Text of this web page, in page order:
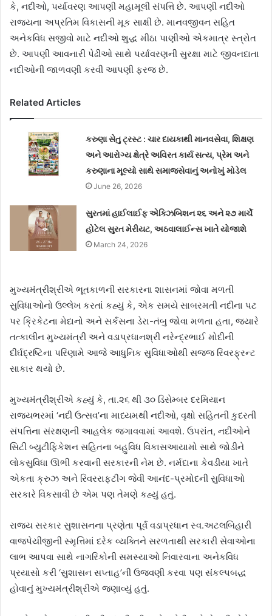
કે, નદીઓ, પર્યાવરણ આપણી મહામૂલી સંપત્તિ છે. આપણી નદીઓ
રાજ્યના અપ્રતિમ વિકાસની મૂક સાક્ષી છે. માનવજીવન સહિત
અનેકવિધ સજીવો માટે નદીઓ શુદ્ધ મીઠા પાણીઓ એકમાત્ર સ્ત્રોત
છે. આપણી આવનારી પેઢીઓ સાથે પર્યાવરણની સુરક્ષા માટે જીવનદાતા
નદીઓની જાળવણી કરવી આપણી ફરજ છે.
Related Articles
કરુણા સેતુ ટ્રસ્ટ : ચાર દાયકાથી માનવસેવા, શિક્ષણ
અને આરોગ્ય ક્ષેત્રે અવિરત કાર્ય સત્ય, પ્રેમ અને
કરુણાના મૂલ્યો સાથે સમાજસેવાનું અનોખું મોડેલ
June 26, 2026
સુરતમાં હાઈલાઈફ એક્ઝિબિશન ૨૬ અને ૨૭ માર્ચે
હોટેલ સુરત મેરીયટ, અઠવાલાઈન્સ ખાતે યોજાશે
March 24, 2026
મુખ્યમંત્રીશ્રીએ ભૂતકાળની સરકારના શાસનમાં જોવા મળતી
સુવિધાઓનો ઉલ્લેખ કરતાં કહ્યું કે, એક સમયે સાબરમતી નદીના પટ
પર ક્રિકેટના મેદાનો અને સર્કસના ડેરા-તંબુ જોવા મળતા હતા, જ્યારે
તત્કાલીન મુખ્યમંત્રી અને વડાપ્રધાનશ્રી નરેન્દ્રભાઈ મોદીની
દીર્ઘદ્રષ્ટિના પરિણામે આજે આધુનિક સુવિધાઓથી સજ્જ રિવરફ્રન્ટ
સાકાર થયો છે.
મુખ્યમંત્રીશ્રીએ કહ્યું કે, તા.૨૬ થી ૩૦ ડિસેમ્બર દરમિયાન
રાજ્યભરમાં ‘નદી ઉત્સવ’ના માધ્યમથી નદીઓ, વૃક્ષો સહિતની કુદરતી
સંપત્તિના સંરક્ષણની આહલેક જગાવવામાં આવશે. ઉપરાંત, નદીઓને
સિટી બ્યુટીફિકેશન સહિતના બહુવિધ વિકાસઆયામો સાથે જોડીને
લોકસુવિધા ઊભી કરવાની સરકારની નેમ છે. નર્મદાના કેવડીયા ખાતે
એકતા ક્રુઝ અને રિવરરાફટીંગ જેવી આનંદ-પ્રમોદની સુવિધાઓ
સરકારે વિકસાવી છે એમ પણ તેમણે કહ્યું હતું.
રાજ્ય સરકાર સુશાસનના પ્રણેતા પૂર્વ વડાપ્રધાન સ્વ.અટલબિહારી
વાજપેયીજીની સ્મૃત્તિમાં દરેક વ્યક્તિને સરળતાથી સરકારી સેવાઓના
લાભ આપવા સાથે નાગરિકોની સમસ્યાઓ નિવારવાના અનેકવિધ
પ્રયાસો કરી ‘સુશાસન સપ્તાહ’ની ઉજવણી કરવા પણ સંકલ્પબદ્ધ
હોવાનું મુખ્યમંત્રીશ્રીએ જણાવ્યું હતું.